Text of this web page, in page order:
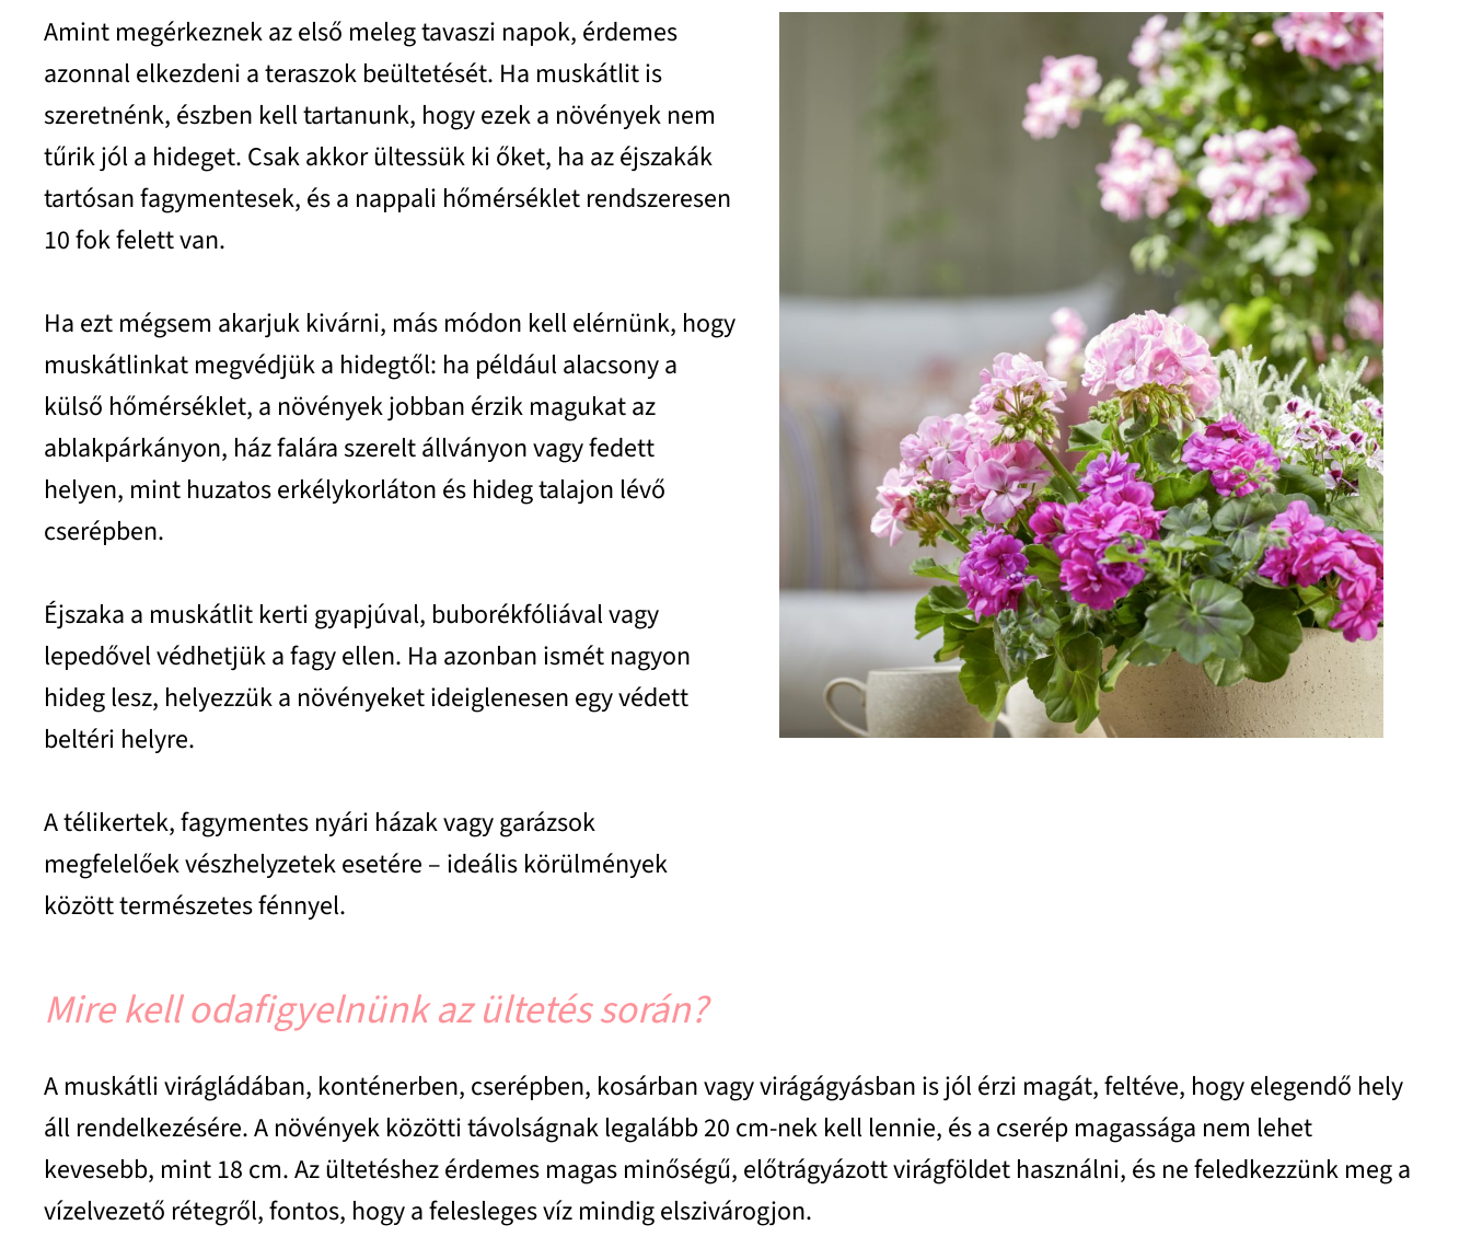
Amint megérkeznek az első meleg tavaszi napok, érdemes
azonnal elkezdeni a teraszok beültetését. Ha muskátlit is
szeretnénk, észben kell tartanunk, hogy ezek a növények nem
tűrik jól a hideget. Csak akkor ültessük ki őket, ha az éjszakák
tartósan fagymentesek, és a nappali hőmérséklet rendszeresen
10 fok felett van.
Ha ezt mégsem akarjuk kivárni, más módon kell elérnünk, hogy
muskátlinkat megvédjük a hidegtől: ha például alacsony a
külső hőmérséklet, a növények jobban érzik magukat az
ablakpárkányon, ház falára szerelt állványon vagy fedett
helyen, mint huzatos erkélykorláton és hideg talajon lévő
cserépben.
Éjszaka a muskátlit kerti gyapjúval, buborékfóliával vagy
lepedővel védhetjük a fagy ellen. Ha azonban ismét nagyon
hideg lesz, helyezzük a növényeket ideiglenesen egy védett
beltéri helyre.
A télikertek, fagymentes nyári házak vagy garázsok
megfelelőek vészhelyzetek esetére – ideális körülmények
között természetes fénnyel.
Mire kell odafigyelnünk az ültetés során?
A muskátli virágládában, konténerben, cserépben, kosárban vagy virágágyásban is jól érzi magát, feltéve, hogy elegendő hely
áll rendelkezésére. A növények közötti távolságnak legalább 20 cm-nek kell lennie, és a cserép magassága nem lehet
kevesebb, mint 18 cm. Az ültetéshez érdemes magas minőségű, előtrágyázott virágföldet használni, és ne feledkezzünk meg a
vízelvezető rétegről, fontos, hogy a felesleges víz mindig elszivárogjon.